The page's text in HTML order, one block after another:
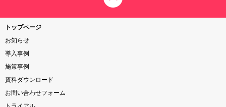
トップページ
お知らせ
導入事例
施策事例
資料ダウンロード
お問い合わせフォーム